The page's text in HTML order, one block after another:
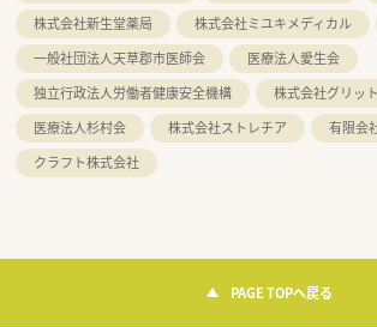
株式会社新生堂薬局
株式会社ミユキメディカル
一般社団法人天草郡市医師会
医療法人愛生会
独立行政法人労働者健康安全機構
株式会社グリット
医療法人杉村会
株式会社ストレチア
有限会
クラフト株式会社
PAGE TOPへ戻る